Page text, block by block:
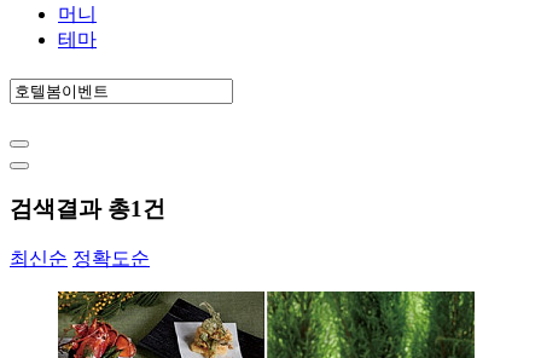
머니
테마
검색결과 총1건
최신순 정확도순